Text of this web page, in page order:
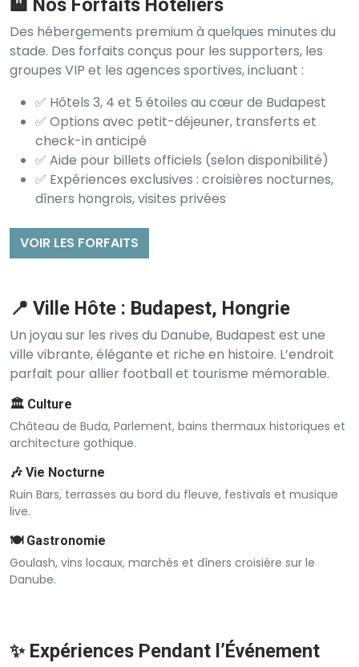
Des hébergements premium à quelques minutes du
stade. Des forfaits conçus pour les supporters, les
groupes VIP et les agences sportives, incluant :
✅ Hôtels 3, 4 et 5 étoiles au cœur de Budapest
✅ Options avec petit-déjeuner, transferts et
check-in anticipé
✅ Aide pour billets officiels (selon disponibilité)
✅ Expériences exclusives : croisières nocturnes,
dîners hongrois, visites privées
VOIR LES FORFAITS
📍 Ville Hôte : Budapest, Hongrie
Un joyau sur les rives du Danube, Budapest est une
ville vibrante, élégante et riche en histoire. L’endroit
parfait pour allier football et tourisme mémorable.
🏛️ Culture
Château de Buda, Parlement, bains thermaux historiques et
architecture gothique.
🎶 Vie Nocturne
Ruin Bars, terrasses au bord du fleuve, festivals et musique
live.
🍽️ Gastronomie
Goulash, vins locaux, marchés et dîners croisière sur le
Danube.
✨ Expériences Pendant l’Événement